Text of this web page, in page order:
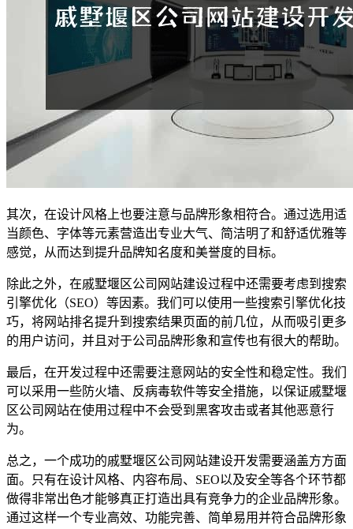
其次，在设计风格上也要注意与品牌形象相符合。通过选用适
当颜色、字体等元素营造出专业大气、简洁明了和舒适优雅等
感觉，从而达到提升品牌知名度和美誉度的目标。
除此之外，在戚墅堰区公司网站建设过程中还需要考虑到搜索
引擎优化（SEO）等因素。我们可以使用一些搜索引擎优化技
巧，将网站排名提升到搜索结果页面的前几位，从而吸引更多
的用户访问，并且对于公司品牌形象和宣传也有很大的帮助。
最后，在开发过程中还需要注意网站的安全性和稳定性。我们
可以采用一些防火墙、反病毒软件等安全措施，以保证戚墅堰
区公司网站在使用过程中不会受到黑客攻击或者其他恶意行
为。
总之，一个成功的戚墅堰区公司网站建设开发需要涵盖方方面
面。只有在设计风格、内容布局、SEO以及安全等各个环节都
做得非常出色才能够真正打造出具有竞争力的企业品牌形象。
通过这样一个专业高效、功能完善、简单易用并符合品牌形象